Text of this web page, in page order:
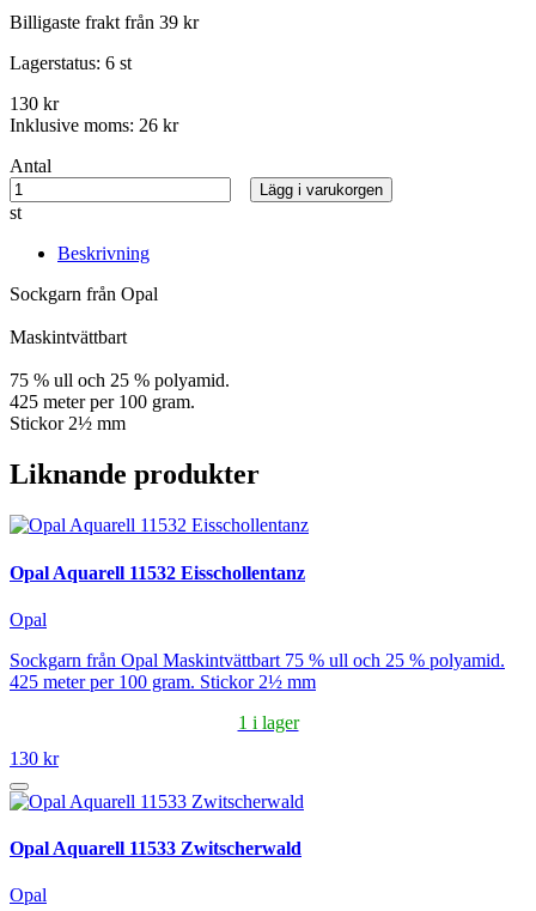
Billigaste frakt från 39 kr
Lagerstatus: 6 st
130 kr
Inklusive moms: 26 kr
Antal
st
Lägg i varukorgen
Beskrivning
Sockgarn från Opal
Maskintvättbart
75 % ull och 25 % polyamid.
425 meter per 100 gram.
Stickor 2½ mm
Liknande produkter
Opal Aquarell 11532 Eisschollentanz
Opal
Sockgarn från Opal Maskintvättbart 75 % ull och 25 % polyamid.
425 meter per 100 gram. Stickor 2½ mm
1 i lager
130 kr
Opal Aquarell 11533 Zwitscherwald
Opal